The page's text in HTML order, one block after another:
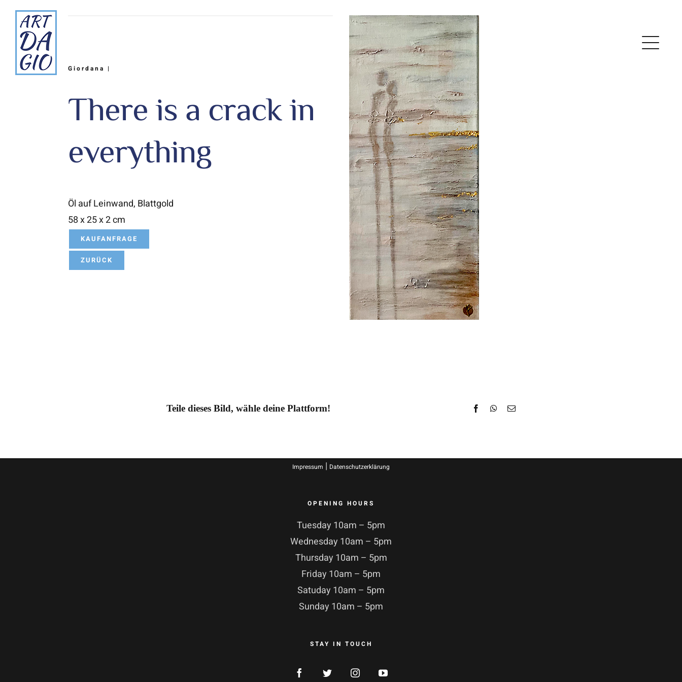
Zum
Inhalt
springen
Giordana |
There is a crack in
everything
Öl auf Leinwand, Blattgold
58 x 25 x 2 cm
KAUFANFRAGE
ZURÜCK
Teile dieses Bild, wähle deine Plattform! FacebookWhatsApp
E-
Impressum | Datenschutzerklärung
OPENING HOURS
Tuesday 10am – 5pm
Wednesday 10am – 5pm
Thursday 10am – 5pm
Friday 10am – 5pm
Satuday 10am – 5pm
Sunday 10am – 5pm
STAY IN TOUCH